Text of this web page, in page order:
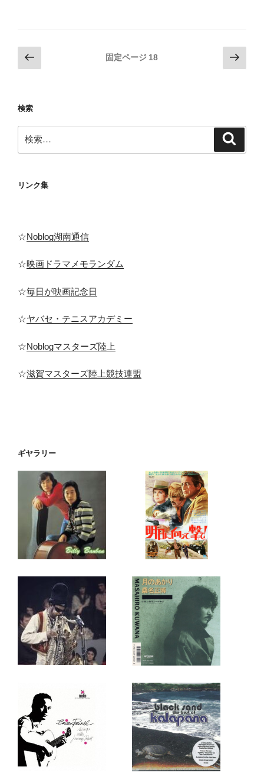
投
稿
ペ
ジ
送
前
の
固定ページ 18
次
の
検索
索:
リンク集
☆Noblog湖南通信
☆映画ドラマメモランダム
☆毎日が映画記念日
☆ヤバセ・テニスアカデミー
☆Noblogマスターズ陸上
☆滋賀マスターズ陸上競技連盟
ギヤラリー